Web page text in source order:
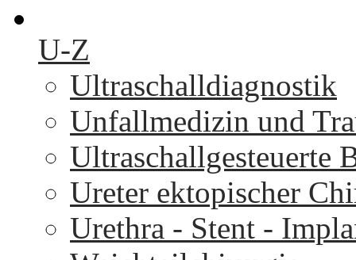
U-Z
Ultraschalldiagnostik
Unfallmedizin und
Ultraschallgesteuerte
Ureter ektopischer
Urethra - Stent -